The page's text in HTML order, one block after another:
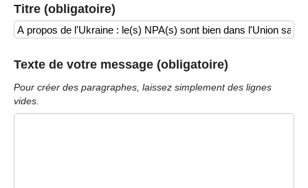
Titre (obligatoire)
Texte de votre message (obligatoire)
Pour créer des paragraphes, laissez simplement des lignes
vides.